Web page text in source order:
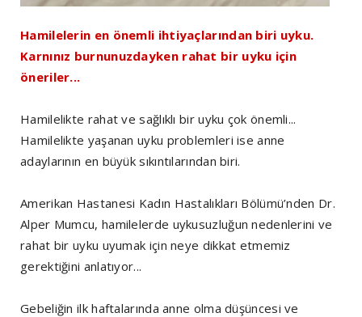
Hamilelerin en önemli ihtiyaçlarından biri uyku.
Karnınız burnunuzdayken rahat bir uyku için
öneriler...
Hamilelikte rahat ve sağlıklı bir uyku çok önemli...
Hamilelikte yaşanan uyku problemleri ise anne
adaylarının en büyük sıkıntılarından biri.
Amerikan Hastanesi Kadın Hastalıkları Bölümü’nden Dr.
Alper Mumcu, hamilelerde uykusuzluğun nedenlerini ve
rahat bir uyku uyumak için neye dikkat etmemiz
gerektiğini anlatıyor...
Gebeliğin ilk haftalarında anne olma düşüncesi ve